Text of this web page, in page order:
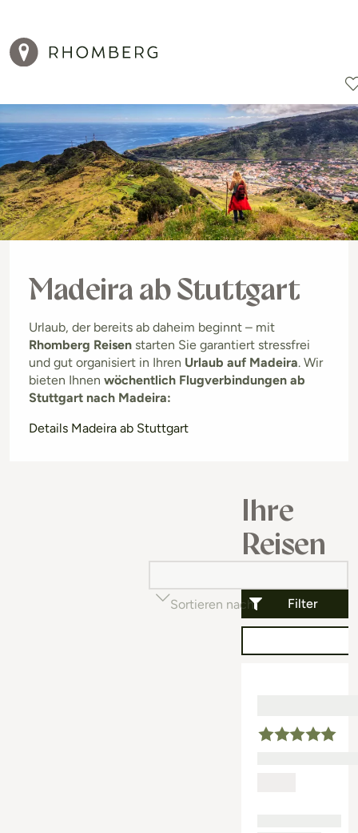
Reiseziele Reisearten Aktionen
Madeira ab Stuttgart
Urlaub, der bereits ab daheim beginnt – mit
Rhomberg Reisen starten Sie garantiert stressfrei
und gut organisiert in Ihren Urlaub auf Madeira. Wir
bieten Ihnen wöchentlich Flugverbindungen ab
Stuttgart nach Madeira:
Details Madeira ab Stuttgart
Ihre
Reisen
Filter
Sortieren nach Beliebtheit